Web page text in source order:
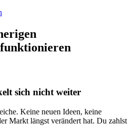
sich nicht weiter
Keine neuen Ideen, keine
Markt längst verändert hat. Du zahlst